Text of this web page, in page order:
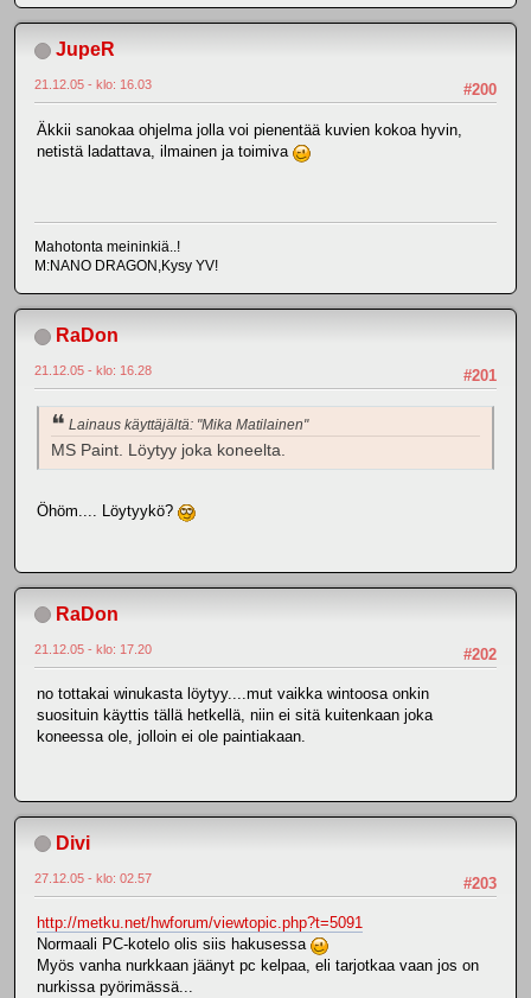
JupeR
#200
21.12.05 - klo: 16.03
Äkkii sanokaa ohjelma jolla voi pienentää kuvien kokoa hyvin,
netistä ladattava, ilmainen ja toimiva
Mahotonta meininkiä..!
M:NANO DRAGON,Kysy YV!
RaDon
#201
21.12.05 - klo: 16.28
Lainaus käyttäjältä: "Mika Matilainen"
MS Paint. Löytyy joka koneelta.
Öhöm.... Löytyykö?
RaDon
#202
21.12.05 - klo: 17.20
no tottakai winukasta löytyy....mut vaikka wintoosa onkin
suosituin käyttis tällä hetkellä, niin ei sitä kuitenkaan joka
koneessa ole, jolloin ei ole paintiakaan.
Divi
#203
27.12.05 - klo: 02.57
http://metku.net/hwforum/viewtopic.php?t=5091
Normaali PC-kotelo olis siis hakusessa
Myös vanha nurkkaan jäänyt pc kelpaa, eli tarjotkaa vaan jos on
nurkissa pyörimässä...